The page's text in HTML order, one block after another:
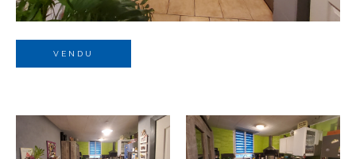
VENDU
Pièces
Référence
AFFINER LES CRITÈRES